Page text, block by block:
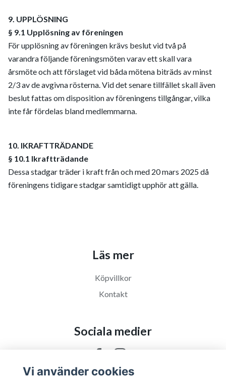
9. UPPLÖSNING
§ 9.1 Upplösning av föreningen
För upplösning av föreningen krävs beslut vid två på
varandra följande föreningsmöten varav ett skall vara
årsmöte och att förslaget vid båda mötena biträds av minst
2/3 av de avgivna rösterna. Vid det senare tillfället skall även
beslut fattas om disposition av föreningens tillgångar, vilka
inte får fördelas bland medlemmarna.
10. IKRAFTTRÄDANDE
§ 10.1 Ikraftträdande
Dessa stadgar träder i kraft från och med 20 mars 2025 då
föreningens tidigare stadgar samtidigt upphör att gälla.
Läs mer
Köpvillkor
Kontakt
Sociala medier
Vi använder cookies